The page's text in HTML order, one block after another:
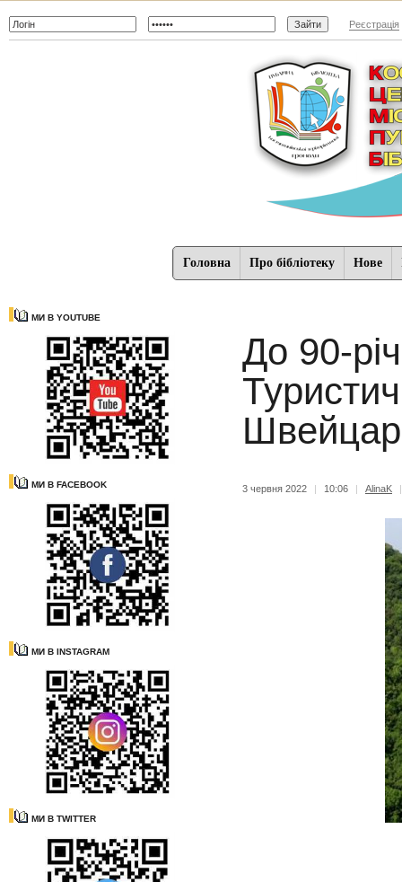
Реєстрація
Головна Про бібліотеку Нове
МИ В YOUTUBE
МИ В FACEBOOK
МИ В INSTAGRAM
МИ В TWITTER
До 90-
3 червня 2022 | 10:06 | AlinaK